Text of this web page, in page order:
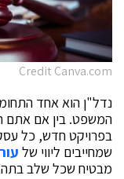
Credit Canva.com
נדל"ן הוא אחד
המשפט. בין אם אתם
בפרויקט חדש, כל
שמחייבים ליווי של
מבטיח שכל שלב